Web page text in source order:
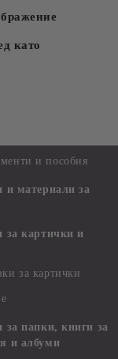
като
и пособия
и материали за
за картички и
за картички
за папки, книги за
и албуми